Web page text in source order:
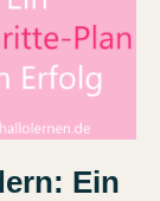
Ein